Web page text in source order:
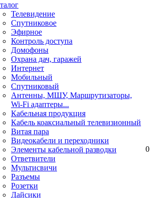
Телевидение
Спутниковое
Эфирное
Контроль доступа
Домофоны
Охрана дач, гаражей
Интернет
Мобильный
Спутниковый
Антенны, МШУ, Маршрутизаторы,
Wi-Fi адаптеры...
Кабельная продукция
Кабель коаксиальный телевизионный
Витая пара
Видеокабели и переходники
Элементы кабельной разводки
Ответвители
Мультисвичи
Разъемы
Розетки
Дайсики
0